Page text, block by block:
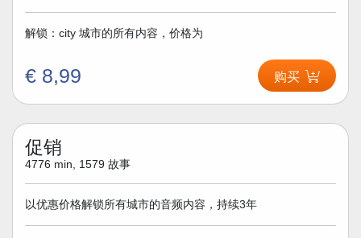
解锁：city 城市的所有内容，价格为
€ 8,99 购买
促销
4776 min, 1579 故事
以优惠价格解锁所有城市的音频内容，持续3年